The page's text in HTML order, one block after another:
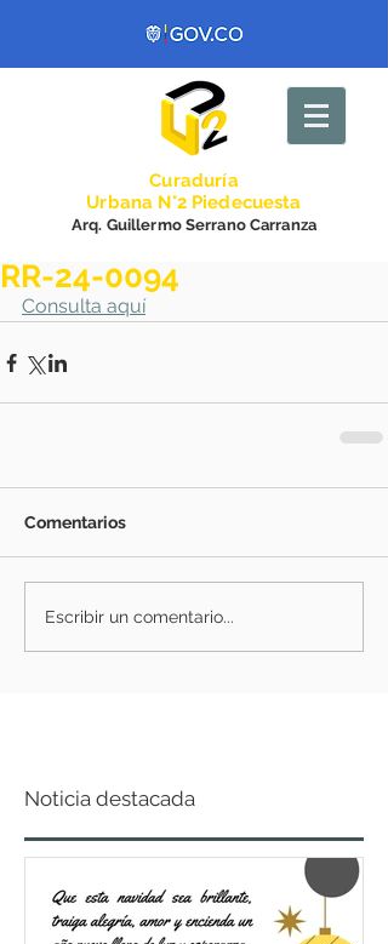
Curaduría
Urbana N°2 Piedecuesta
Arq. Guillermo Serrano Carranza
RR-24-0094
Consulta aquí
Comentarios
Escribir un comentario...
Noticia destacada